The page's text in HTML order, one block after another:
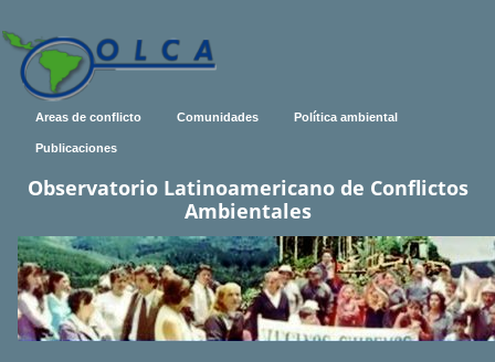
Areas de conflicto Comunidades Política ambiental
Publicaciones
Observatorio Latinoamericano de Conflictos
Ambientales